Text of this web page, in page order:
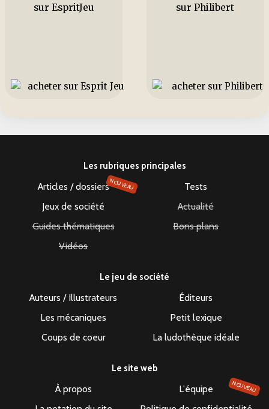
sur EspritJeu
sur Philibert
Les rubriques principales
Articles / dossiersNOUVEAU
Tests
Jeux de société
Actualité
Guides thématiques
Bons plans
Vidéos
Le jeu de société
Auteurs / Illustrateurs
Éditeurs
Les mécaniques
Petit lexique
Coups de coeur
La ludothèque idéale
Le site web
À propos L'équipe NOUVEAU